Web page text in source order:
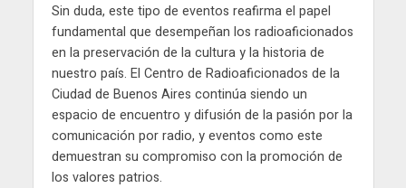
Sin duda, este tipo de eventos reafirma el papel
fundamental que desempeñan los radioaficionados
en la preservación de la cultura y la historia de
nuestro país. El Centro de Radioaficionados de la
Ciudad de Buenos Aires continúa siendo un
espacio de encuentro y difusión de la pasión por la
comunicación por radio, y eventos como este
demuestran su compromiso con la promoción de
los valores patrios.